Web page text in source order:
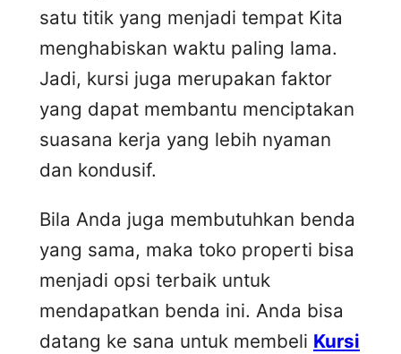
satu titik yang menjadi tempat Kita
menghabiskan waktu paling lama.
Jadi, kursi juga merupakan faktor
yang dapat membantu menciptakan
suasana kerja yang lebih nyaman
dan kondusif.
Bila Anda juga membutuhkan benda
yang sama, maka toko properti bisa
menjadi opsi terbaik untuk
mendapatkan benda ini. Anda bisa
datang ke sana untuk membeli Kursi